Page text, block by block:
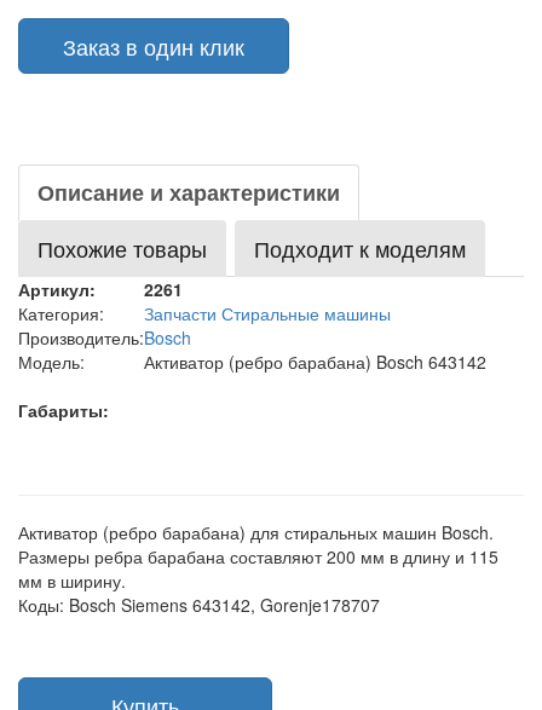
Заказ в один клик
Описание и характеристики
Похожие товары
Подходит к моделям
Артикул:
2261
Категория:
Запчасти Стиральные машины
Производитель:Bosch
Модель:
Активатор (ребро барабана) Bosch 643142
Габариты:
Активатор (ребро барабана) для стиральных машин Bosch.
Размеры ребра барабана составляют 200 мм в длину и 115
мм в ширину.
Коды: Bosch Siemens 643142, Gorenje178707